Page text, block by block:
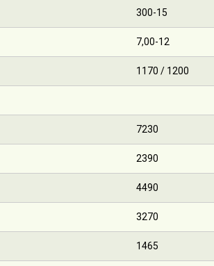
300-15
7,00-12
1170 / 1200
7230
2390
4490
3270
1465